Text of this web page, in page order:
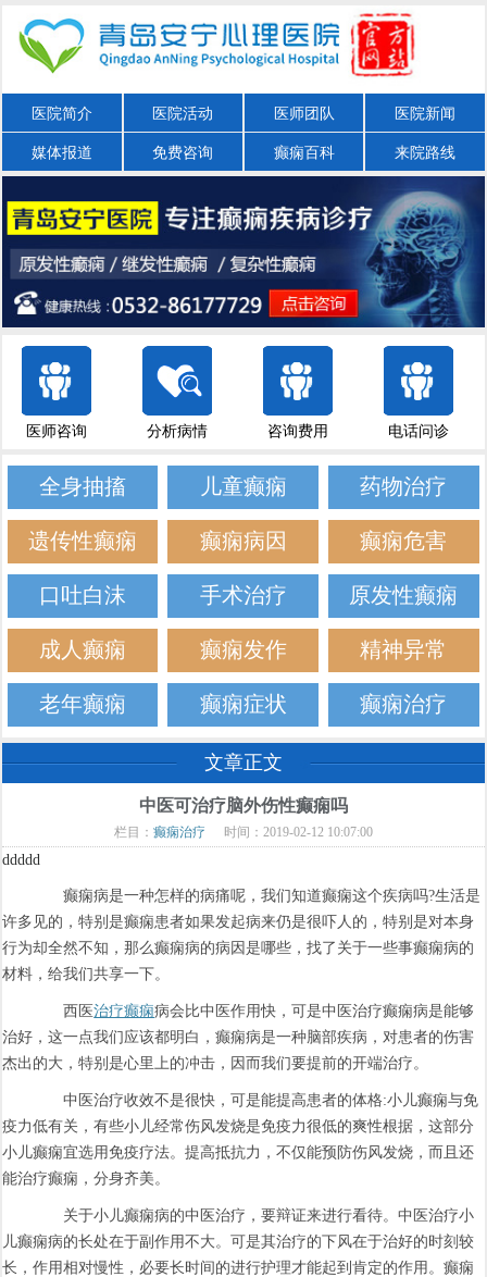
医院简介 医院活动 医师团队 医院新闻
媒体报道 免费咨询 癫痫百科 来院路线
医师咨询 分析病情 咨询费用 电话问诊
全身抽搐 儿童癫痫 药物治疗
遗传性癫痫 癫痫病因 癫痫危害
口吐白沫 手术治疗 原发性癫痫
成人癫痫 癫痫发作 精神异常
老年癫痫 癫痫症状 癫痫治疗
文章正文
中医可治疗脑外伤性癫痫吗
栏目： 癫痫治疗 时间：2019-02-12 10:07:00
ddddd
癫痫病是一种怎样的病痛呢，我们知道癫痫这个疾病吗?生活是
许多见的，特别是癫痫患者如果发起病来仍是很吓人的，特别是对本身
行为却全然不知，那么癫痫病的病因是哪些，找了关于一些事癫痫病的
材料，给我们共享一下。
西医治疗癫痫病会比中医作用快，可是中医治疗癫痫病是能够
治好，这一点我们应该都明白，癫痫病是一种脑部疾病，对患者的伤害
杰出的大，特别是心里上的冲击，因而我们要提前的开端治疗。
中医治疗收效不是很快，可是能提高患者的体格:小儿癫痫与免
疫力低有关，有些小儿经常伤风发烧是免疫力很低的爽性根据，这部分
小儿癫痫宜选用免疫疗法。提高抵抗力，不仅能预防伤风发烧，而且还
能治疗癫痫，分身齐美。
关于小儿癫痫病的中医治疗，要辩证来进行看待。中医治疗小
儿癫痫病的长处在于副作用不大。可是其治疗的下风在于治好的时刻较
长，作用相对慢性，必要长时间的进行护理才能起到肯定的作用。癫痫